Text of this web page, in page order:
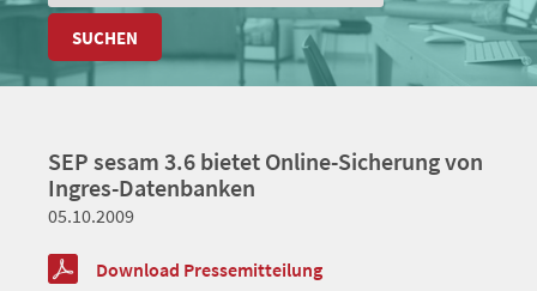
STANDORT & KONTAKT
BLOG
KONTAKT
SUCHEN
SEP sesam 3.6 bietet Online-Sicherung von
Ingres-Datenbanken
05.10.2009
Download Pressemitteilung